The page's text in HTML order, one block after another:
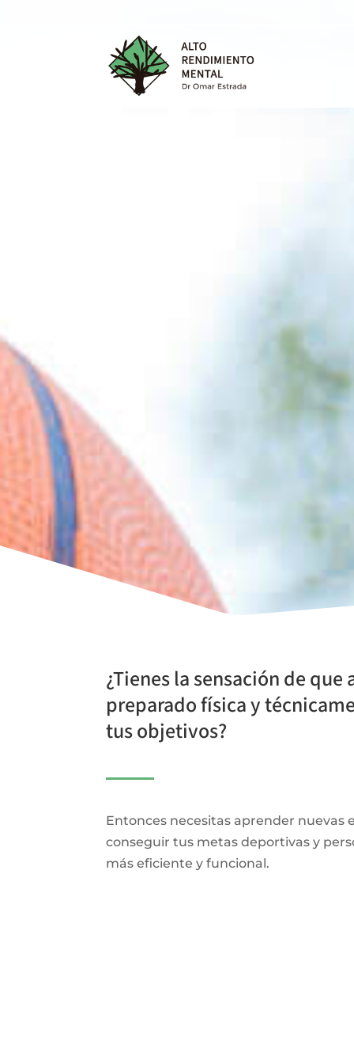
¿Tienes la sensación de que
preparado física y
tus objetivos?
Entonces necesitas aprender nuevas
conseguir tus metas deportivas y
más eficiente y funcional.